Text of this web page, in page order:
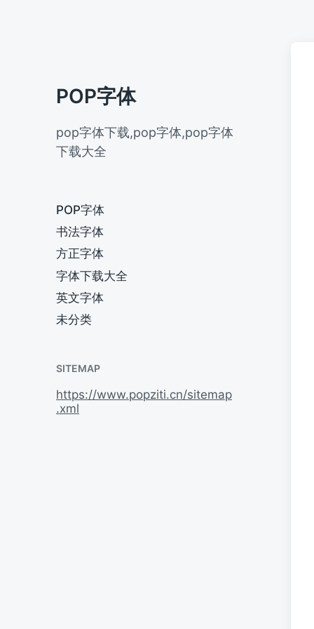
POP字体
pop字体下载,pop字体,pop字体
下载大全
POP字体
书法字体
方正字体
字体下载大全
英文字体
未分类
SITEMAP
https://www.popziti.cn/sitemap
.xml